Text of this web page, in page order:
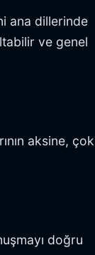
ana dillerinde
ve genel
aksine, çok
doğru